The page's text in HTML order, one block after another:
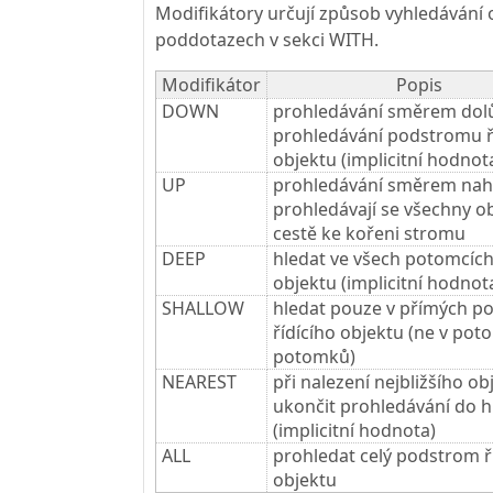
Modifikátory určují způsob vyhledávání
poddotazech v sekci WITH.
Modifikátor
Popis
DOWN
prohledávání směrem
prohledávání podstromu
objektu (implicitní
UP
prohledávání směrem
prohledávají se všechny
cestě ke kořeni stromu
DEEP
hledat ve všech
objektu (implicitní
SHALLOW
hledat pouze v přímých
řídícího objektu (ne v
potomků)
NEAREST
při nalezení nejbližšího
ukončit prohledávání do
(implicitní hodnota)
ALL
prohledat celý podstrom
objektu